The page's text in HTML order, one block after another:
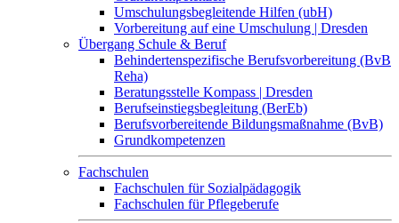
Umschulungsbegleitende Hilfen (ubH)
Vorbereitung auf eine Umschulung | Dresden
Übergang Schule & Beruf
Behindertenspezifische Berufsvorbereitung (BvB
Reha)
Beratungsstelle Kompass | Dresden
Berufseinstiegsbegleitung (BerEb)
Berufsvorbereitende Bildungsmaßnahme (BvB)
Grundkompetenzen
Fachschulen
Fachschulen für Sozialpädagogik
Fachschulen für Pflegeberufe